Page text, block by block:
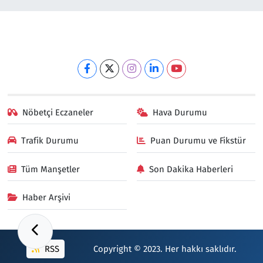
Nöbetçi Eczaneler Hava Durumu
Trafik Durumu Puan Durumu ve Fikstür
Tüm Manşetler Son Dakika Haberleri
Haber Arşivi
RSS Copyright © 2023. Her hakkı saklıdır.